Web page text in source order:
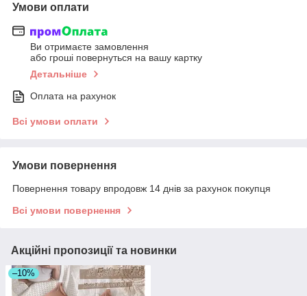
Умови оплати
Ви отримаєте замовлення
або гроші повернуться на вашу картку
Детальніше
Оплата на рахунок
Всі умови оплати
Умови повернення
Повернення товару впродовж 14 днів за рахунок покупця
Всі умови повернення
Акційні пропозиції та новинки
–10%